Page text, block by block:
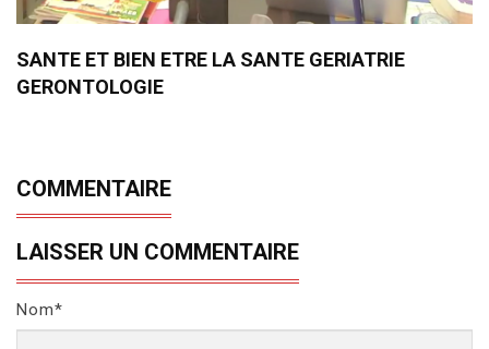
SANTE ET BIEN ETRE LA SANTE GERIATRIE
GERONTOLOGIE
COMMENTAIRE
LAISSER UN COMMENTAIRE
Nom*